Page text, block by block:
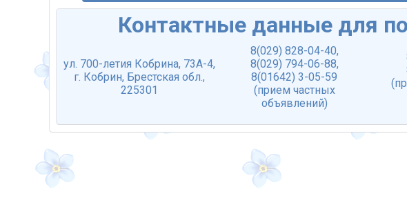
Контактные данные для
ул. 700-летия Кобрина, 73А-4,
г. Кобрин, Брестская обл.,
225301
8(029) 828-04-40,
8(029) 794-06-88,
8(01642) 3-05-59
(прием частных
объявлений)